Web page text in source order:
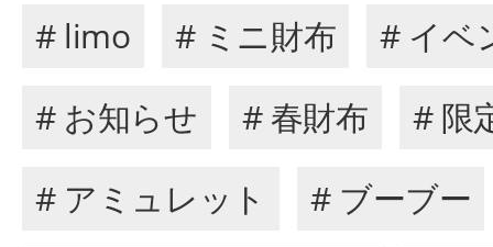
# limo
# ミニ財布
# イベ
# お知らせ
# 春財布
# 限
# アミュレット
# ブーブー